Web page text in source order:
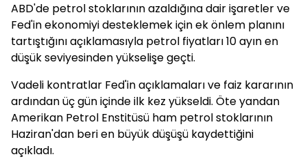
ABD'de petrol stoklarının azaldığına dair işaretler ve
Fed'in ekonomiyi desteklemek için ek önlem planını
tartıştığını açıklamasıyla petrol fiyatları 10 ayın en
düşük seviyesinden yükselişe geçti.
Vadeli kontratlar Fed'in açıklamaları ve faiz kararının
ardından üç gün içinde ilk kez yükseldi. Öte yandan
Amerikan Petrol Enstitüsü ham petrol stoklarının
Haziran'dan beri en büyük düşüşü kaydettiğini
açıkladı.